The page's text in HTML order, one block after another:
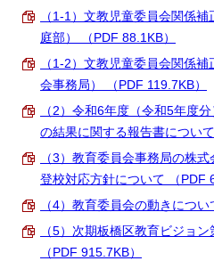
（1-1）文教児童委員会関係
庭部） （PDF 88.1KB）
（1-2）文教児童委員会関係
会事務局） （PDF 119.7KB）
（2）令和6年度（令和5年度
の結果に関する報告書につい
（3）教育委員会事務局の株
登校対応方針について （PDF
（4）教育委員会の動きについ
（5）次期板橋区教育ビジョ
（PDF 915.7KB）